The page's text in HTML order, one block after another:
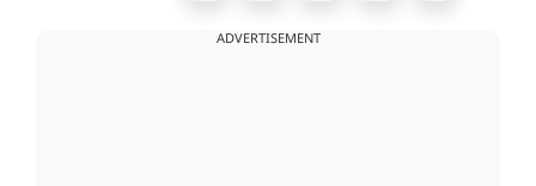
ADVERTISEMENT